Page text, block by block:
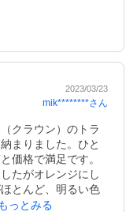
2023/03/23
mik********さん
クラウン）のトラ
まりました。ひと
価格で満足です。
たがオレンジにし
とんど、明るい色
きます。
もっとみる